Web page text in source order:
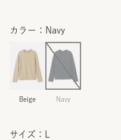
カラー：Navy
Beige Navy
サイズ：L